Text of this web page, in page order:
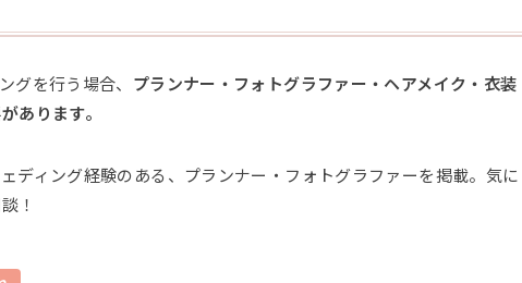
グを行う場合、 プランナー・フォトグラファー・ヘアメイク・衣装
あります。
ディング経験のある、プランナー・フォトグラファーを掲載。気に
！